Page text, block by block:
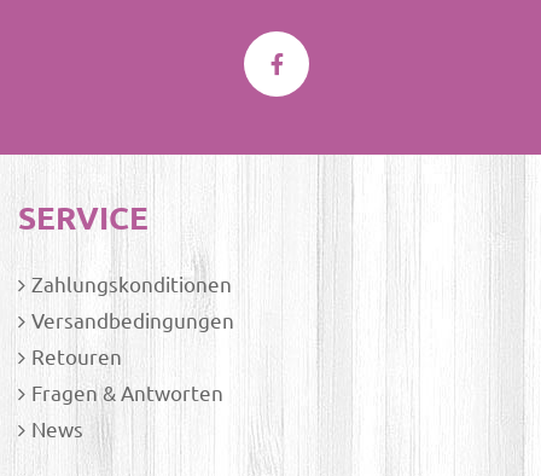
SERVICE
Zahlungskonditionen
Versandbedingungen
Retouren
Fragen & Antworten
News